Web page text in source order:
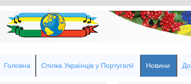
Головна Спілка Українців у Португалії Новини